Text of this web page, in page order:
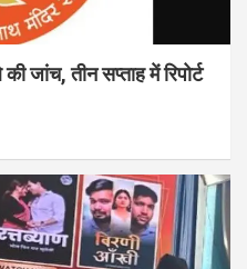
जांच, तीन सप्ताह में रिपोर्ट